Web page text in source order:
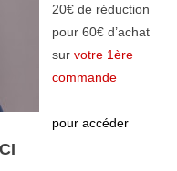
20€ de réduction
pour 60€ d’achat
sur votre 1ère
commande
pour accéder